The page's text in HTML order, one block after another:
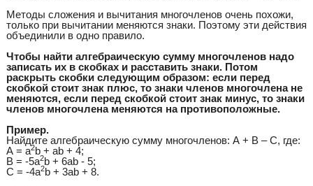
Методы сложения и вычитания многочленов очень похожи,
только при вычитании меняются знаки. Поэтому эти действия
объединили в одно правило.
Чтобы найти алгебраическую сумму многочленов надо
записать их в скобках и расставить знаки. Потом
раскрыть скобки следующим образом: если перед
скобкой стоит знак плюс, то знаки членов многочлена не
меняются, если перед скобкой стоит знак минус, то знаки
членов многочлена меняются на противоположные.
Пример.
Найдите алгебраическую сумму многочленов: А + В – С, где:
А = а2b + аb + 4;
В = -5a2b + 6ab - 5;
С = -4a2b + 3ab + 8.